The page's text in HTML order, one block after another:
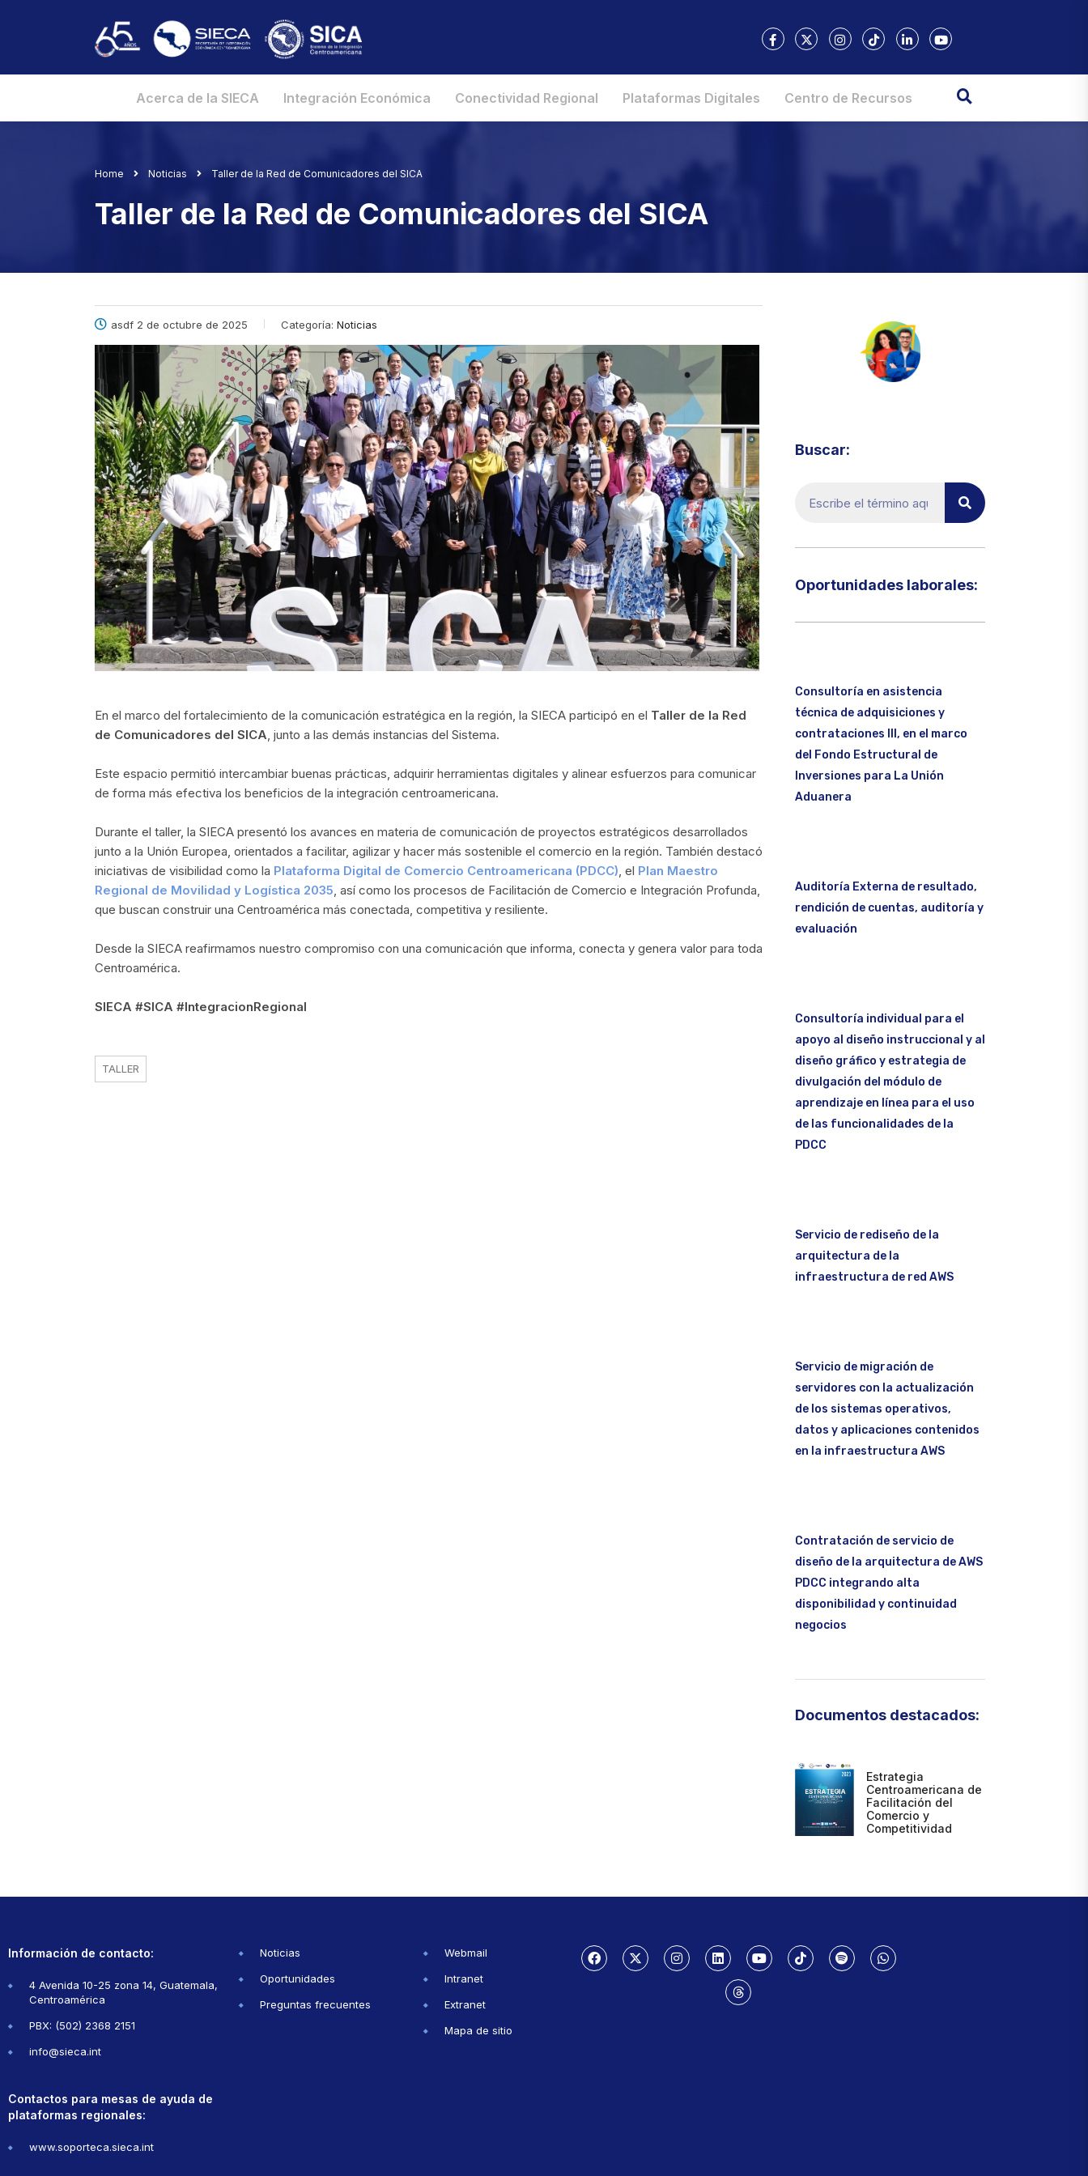
Acerca de la SIECA Integración Económica Conectividad Regional Plataformas Digitales Centro de Recursos
Home Noticias Taller de la Red de Comunicadores del SICA
Taller de la Red de Comunicadores del SICA
asdf 2 de octubre de 2025 Categoría: Noticias
En el marco del fortalecimiento de la comunicación estratégica en la región, la SIECA participó en el Taller de la Red
de Comunicadores del SICA, junto a las demás instancias del Sistema.
Este espacio permitió intercambiar buenas prácticas, adquirir herramientas digitales y alinear esfuerzos para comunicar
de forma más efectiva los beneficios de la integración centroamericana.
Durante el taller, la SIECA presentó los avances en materia de comunicación de proyectos estratégicos desarrollados
junto a la Unión Europea, orientados a facilitar, agilizar y hacer más sostenible el comercio en la región. También destacó
iniciativas de visibilidad como la Plataforma Digital de Comercio Centroamericana (PDCC), el Plan Maestro
Regional de Movilidad y Logística 2035, así como los procesos de Facilitación de Comercio e Integración Profunda,
que buscan construir una Centroamérica más conectada, competitiva y resiliente.
Desde la SIECA reafirmamos nuestro compromiso con una comunicación que informa, conecta y genera valor para toda
Centroamérica.
SIECA #SICA #IntegracionRegional
TALLER
Buscar:
Oportunidades laborales:​
Consultoría en asistencia
técnica de adquisiciones y
contrataciones III, en el marco
del Fondo Estructural de
Inversiones para La Unión
Aduanera
Auditoría Externa de resultado,
rendición de cuentas, auditoría y
evaluación
Consultoría individual para el
apoyo al diseño instruccional y al
diseño gráfico y estrategia de
divulgación del módulo de
aprendizaje en línea para el uso
de las funcionalidades de la
PDCC
Servicio de rediseño de la
arquitectura de la
infraestructura de red AWS
Servicio de migración de
servidores con la actualización
de los sistemas operativos,
datos y aplicaciones contenidos
en la infraestructura AWS
Contratación de servicio de
diseño de la arquitectura de AWS
PDCC integrando alta
disponibilidad y continuidad
negocios
Documentos destacados:
Estrategia
Centroamericana de
Facilitación del
Comercio y
Competitividad
Información de contacto:
4 Avenida 10-25 zona 14, Guatemala,
Centroamérica
PBX: (502) 2368 2151
info@sieca.int
Contactos para mesas de ayuda de
plataformas regionales:
www.soporteca.sieca.int
Noticias
Oportunidades
Preguntas frecuentes
Webmail
Intranet
Extranet
Mapa de sitio